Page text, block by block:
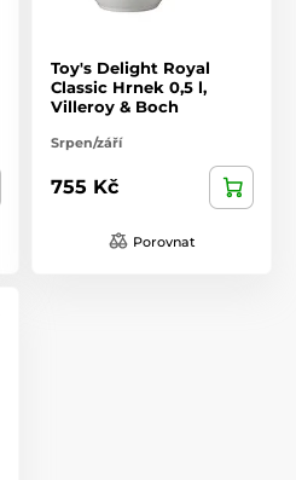
Toy's Delight Royal
Classic Hrnek 0,5 l,
Villeroy & Boch
Srpen/září
755 Kč
Porovnat